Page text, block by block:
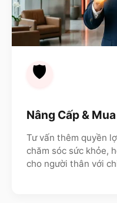
🛡️
Nâng Cấp &
Tư vấn thêm quyền
chăm sóc sức khỏe,
cho người thân với